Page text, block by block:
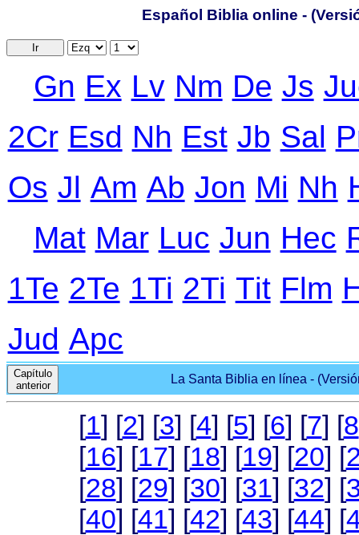
Español Biblia online -
Ir
Gn Ex Lv Nm De Js
2Cr Еsd Nh Еst Jb Sal
Оs Jl Аm Ab Jon Mi Nh
Mat Mar Luc Jun Hec
1Te 2Te 1Ti 2Ti Тit Flm
Jud Apc
Capítulo
anterior
La Santa Biblia en línea -
[1] [2] [3] [4] [5] [6] [7] [8
[16] [17] [18] [19] [20] [
[28] [29] [30] [31] [32] [
[40] [41] [42] [43] [44] [